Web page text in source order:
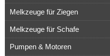
Melkzeuge für Ziegen
Melkzeuge für Schafe
Pumpen & Motoren